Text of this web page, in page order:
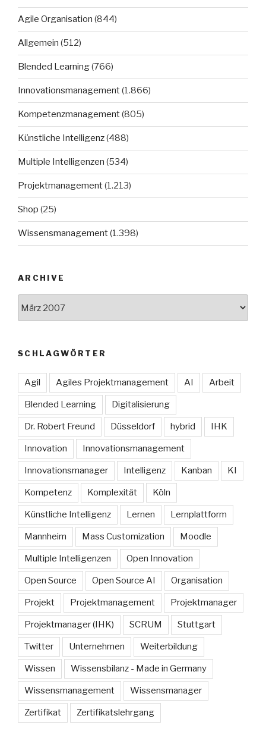
Agile Organisation (844)
Allgemein (512)
Blended Learning(766)
Innovationsmanagement(1.866)
Kompetenzmanagement(805)
Künstliche Intelligenz(488)
Multiple Intelligenzen (534)
Projektmanagement(1.213)
Shop (25)
Wissensmanagement(1.398)
ARCHIVE
SCHLAGWÖRTER
Agil Agiles Projektmanagement AI Arbeit
Blended Learning Digitalisierung
Dr. Robert Freund Düsseldorf hybrid IHK
Innovation Innovationsmanagement
Innovationsmanager Intelligenz Kanban KI
Kompetenz Komplexität Köln
Künstliche Intelligenz Lernen Lernplattform
Mannheim Mass Customization Moodle
Multiple Intelligenzen Open Innovation
Open Source Open Source AI Organisation
Projekt Projektmanagement Projektmanager
Projektmanager (IHK) SCRUM Stuttgart
Twitter Unternehmen Weiterbildung
Wissen Wissensbilanz - Made in Germany
Wissensmanagement Wissensmanager
Zertifikat Zertifikatslehrgang